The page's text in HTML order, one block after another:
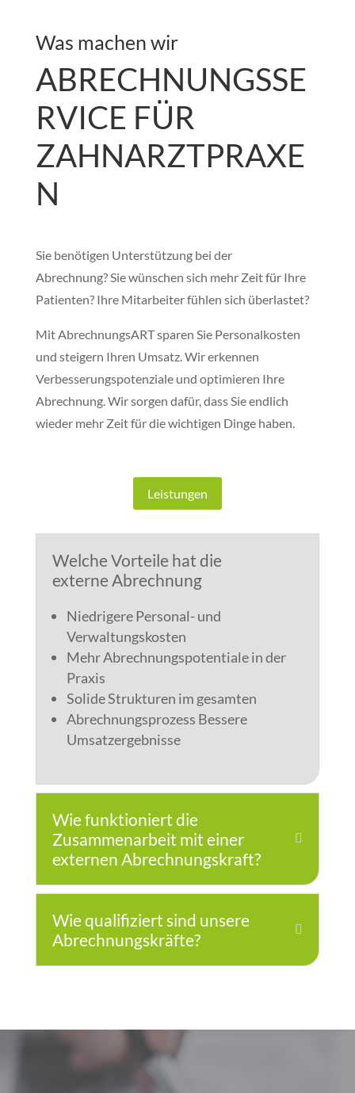
Was machen wir
ABRECHNUNGSSE
RVICE FÜR
ZAHNARZTPRAXE
N
Sie benötigen Unterstützung bei der
Abrechnung? Sie wünschen sich mehr Zeit für Ihre
Patienten? Ihre Mitarbeiter fühlen sich überlastet?
Mit AbrechnungsART sparen Sie Personalkosten
und steigern Ihren Umsatz. Wir erkennen
Verbesserungspotenziale und optimieren Ihre
Abrechnung. Wir sorgen dafür, dass Sie endlich
wieder mehr Zeit für die wichtigen Dinge haben.
Leistungen
Welche Vorteile hat die
externe Abrechnung
Niedrigere Personal- und
Verwaltungskosten
Mehr Abrechnungspotentiale in der
Praxis
Solide Strukturen im gesamten
Abrechnungsprozess Bessere
Umsatzergebnisse
Wie funktioniert die
Zusammenarbeit mit einer
externen Abrechnungskraft?
Wie qualifiziert sind unsere
Abrechnungskräfte?